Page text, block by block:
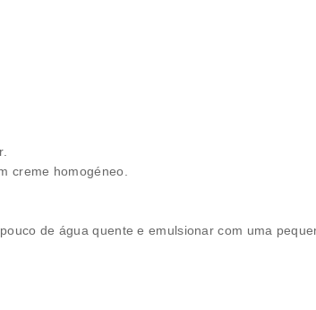
creme homogéneo.
de água quente e emulsionar com uma